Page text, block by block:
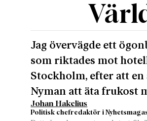
Jag övervägde ett
som riktades mot
Stockholm, efter att
Nyman att äta frukost
Johan Hakelius
Politisk chefredaktör i